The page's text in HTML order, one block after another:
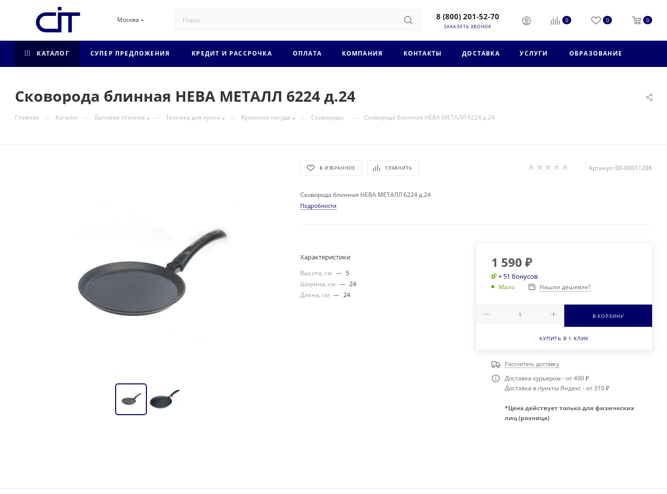
Москва 8 (800) 201-52-70
ЗАКАЗАТЬ ЗВОНОК
0 0 0
КАТАЛОГ СУПЕР ПРЕДЛОЖЕНИЯ КРЕДИТ И РАССРОЧКА ОПЛАТА КОМПАНИЯ КОНТАКТЫ ДОСТАВКА УСЛУГИ ОБРАЗОВАНИЕ
Сковорода блинная НЕВА МЕТАЛЛ 6224 д.24
Главная — Каталог — Бытовая техника — Техника для кухни — Кухонная посуда — Сковороды — Сковорода блинная НЕВА МЕТАЛЛ 6224 д.24
В ИЗБРАННОЕ СРАВНИТЬ Артикул: 00-00011286
Сковорода блинная НЕВА МЕТАЛЛ 6224 д.24
Подробности
Характеристики
Высота, см — 5
Ширина, см — 24
Длина, см — 24
1 590 ₽
+ 51 бонусов
Мало Нашли дешевле?
В КОРЗИНУ
КУПИТЬ В 1 КЛИК
Рассчитать доставку
Доставка курьером - от 490 ₽
Доставка в пункты Яндекс - от 310 ₽
*Цена действует только для физических
лиц (розница)